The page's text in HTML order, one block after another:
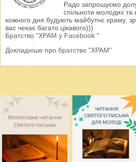
Радо запрошуємо
спільноти молодих та
кожного дня будують майбутнє храму,
вас чекає багато цікавого)))
Братство "ХРАМ у Facebook "
Докладніше про братство "ХРАМ"